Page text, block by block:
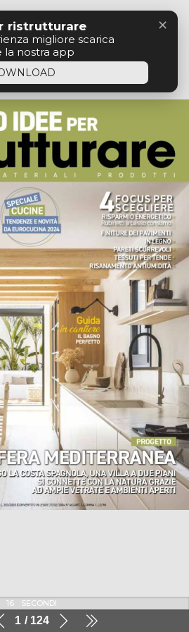
1 124
16 SECONDI
ristrutturare
migliore scarica
nostra app
✕